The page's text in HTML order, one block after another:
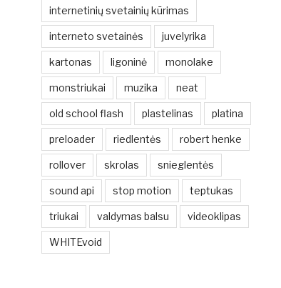
internetinių svetainių kūrimas
interneto svetainės juvelyrika
kartonas ligoninė monolake
monstriukai muzika neat
old school flash plastelinas platina
preloader riedlentės robert henke
rollover skrolas snieglentės
sound api stop motion teptukas
triukai valdymas balsu videoklipas
WHITEvoid